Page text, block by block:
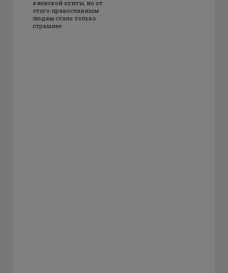
киевской хунты, но от
этого православным
людям стало только
страшнее